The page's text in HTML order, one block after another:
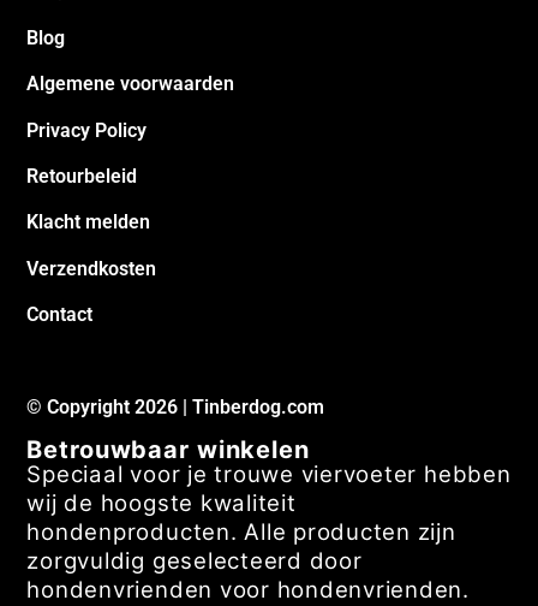
Blog
Algemene voorwaarden
Privacy Policy
Retourbeleid
Klacht melden
Verzendkosten
Contact
© Copyright 2026 | Tinberdog.com
Betrouwbaar winkelen
Speciaal voor je trouwe viervoeter hebben
wij de hoogste kwaliteit
hondenproducten. Alle producten zijn
zorgvuldig geselecteerd door
hondenvrienden voor hondenvrienden.